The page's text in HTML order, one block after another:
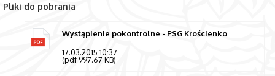
Pliki do pobrania
Wystąpienie pokontrolne - PSG Krościenko
17.03.2015 10:37
(pdf 997.67 KB)